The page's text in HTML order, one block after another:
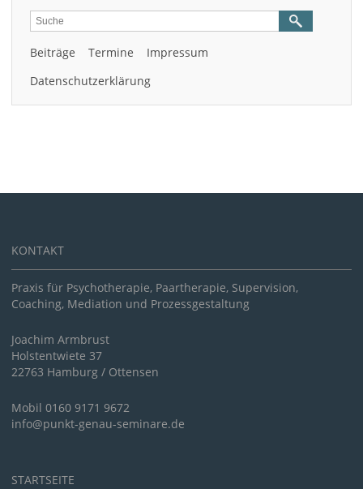
Beiträge Termine
Impressum
Datenschutzerklärung
KONTAKT
Praxis für Psychotherapie, Paartherapie, Supervision,
Coaching, Mediation und Prozessgestaltung
Joachim Armbrust
Holstentwiete 37
22763 Hamburg / Ottensen
Mobil 0160 9171 9672
info@punkt-genau-seminare.de
STARTSEITE